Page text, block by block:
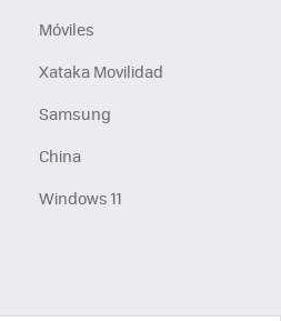
Móviles
Xataka Movilidad
Samsung
China
Windows 11